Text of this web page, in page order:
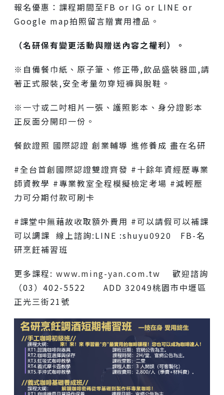
報名優惠：課程期間至FB or IG or LINE or
Google map拍照留言贈實用禮品。
（名研保有變更活動與贈送內容之權利）。
※自備餐巾紙、原子筆、修正帶,飲品盛裝器皿,請
著正式服裝,安全考量勿穿短褲與脫鞋。
※一寸或二吋相片一張、護照影本、身分證影本
正反面分開印一份。
餐飲證照 國際認證 創業輔導 進修養成 盡在名研
#全台首創國際認證雙證齊發 #十餘年資經歷專業
師資教學 #專業教室全程模擬檢定考場 #減輕壓
力可分期付款可刷卡
#課堂中無藉故收取額外費用 #可以請假可以補課
可以調課 線上諮詢:LINE :shuyu0920 FB-名
研烹飪補習班
更多課程: www.ming-yan.com.tw 歡迎諮詢
（03）402-5522 ADD 32049桃園市中壢區
正光三街21號